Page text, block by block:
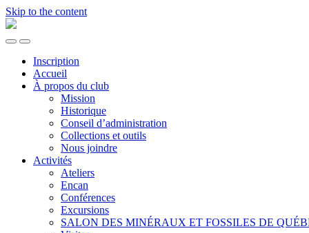
Skip to the content
CLUB
DE
QUÉBEC
Toggle
mobile
menu
Toggle
the
search
field
Inscription
Accueil
À propos du club
Mission
Historique
Conseil d’administration
Collections et outils
Nous joindre
Activités
Ateliers
Encan
Conférences
Excursions
SALON DES MINÉRAUX ET FOSSILES DE